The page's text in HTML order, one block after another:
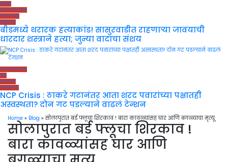
क्राईम
ताज्या बातम्या
मराठवाडा
महाराष्ट्र
बीडमध्ये थरारक हत्याकांड! सासुरवाडीत राहणाऱ्या जावयाची
धारदार शस्त्राने हत्या; जुन्या वादाचा संशय
ताज्या बातम्या
पुणे
महाराष्ट्र
राजकारण
NCP Crisis : ठाकरे गटानंतर आता शरद पवारांच्या पक्षातही
अस्वस्थता? दोन गट पडल्याने वाढलं टेन्शन
Home » Blog »सोलापुरात बर्ड फ्लूचा शिरकाव ! बारा कावळ्यांसह घार आणि बगळ्याचा मृत्यू
सोलापुरात बर्ड फ्लूचा शिरकाव !
बारा कावळ्यांसह घार आणि